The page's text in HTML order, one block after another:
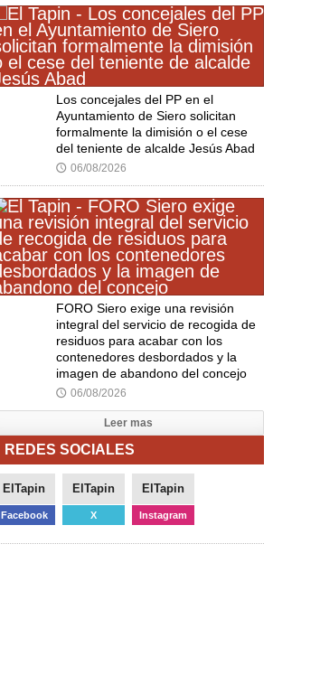
Los concejales del PP en el
Ayuntamiento de Siero solicitan
formalmente la dimisión o el cese
del teniente de alcalde Jesús Abad
🕔 06/08/2026
FORO Siero exige una revisión
integral del servicio de recogida de
residuos para acabar con los
contenedores desbordados y la
imagen de abandono del concejo
🕔 06/08/2026
Leer mas
REDES SOCIALES
ElTapin
Facebook
ElTapin
X
ElTapin
Instagram